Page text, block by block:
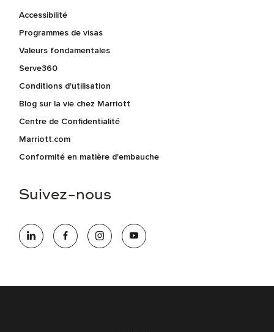
Accessibilité
Programmes de visas
Valeurs fondamentales
Serve360
Conditions d'utilisation
Blog sur la vie chez Marriott
Centre de Confidentialité
Marriott.com
Conformité en matière d'embauche
Suivez-nous